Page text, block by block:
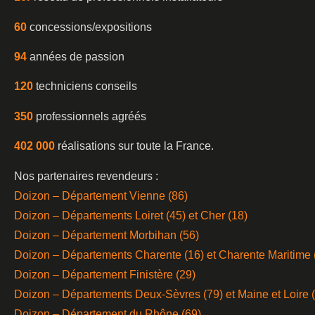
60 concessions/expositions
94 années de passion
120 techniciens conseils
350 professionnels agréés
402 000 réalisations sur toute la France.
Nos partenaires revendeurs :
Doizon – Département Vienne (86)
Doizon – Départements Loiret (45) et Cher (18)
Doizon – Département Morbihan (56)
Doizon – Départements Charente (16) et Charente Maritime
Doizon – Département Finistère (29)
Doizon – Départements Deux-Sèvres (79) et Maine et Loire